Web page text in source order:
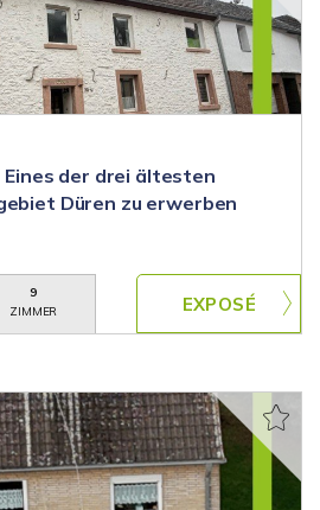
Eines der drei ältesten
Düren zu erwerben
9
ZIMMER